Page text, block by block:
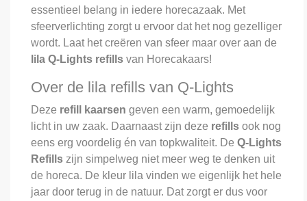
essentieel belang in iedere horecazaak. Met
sfeerverlichting zorgt u ervoor dat het nog gezelliger
wordt. Laat het creëren van sfeer maar over aan de
lila Q-Lights refills van Horecakaars!
Over de lila refills van Q-Lights
Deze refill kaarsen geven een warm, gemoedelijk
licht in uw zaak. Daarnaast zijn deze refills ook nog
eens erg voordelig én van topkwaliteit. De Q-Lights
Refills zijn simpelweg niet meer weg te denken uit
de horeca. De kleur lila vinden we eigenlijk het hele
jaar door terug in de natuur. Dat zorgt er dus voor